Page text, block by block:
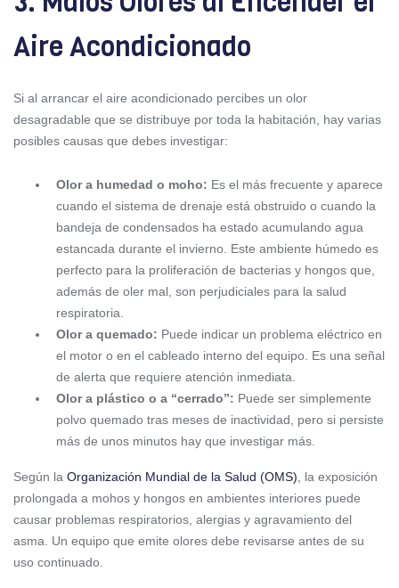
Aire Acondicionado
Si al arrancar el aire acondicionado percibes un olor
desagradable que se distribuye por toda la habitación, hay varias
posibles causas que debes investigar:
Olor a humedad o moho: Es el más frecuente y aparece
cuando el sistema de drenaje está obstruido o cuando la
bandeja de condensados ha estado acumulando agua
estancada durante el invierno. Este ambiente húmedo es
perfecto para la proliferación de bacterias y hongos que,
además de oler mal, son perjudiciales para la salud
respiratoria.
Olor a quemado: Puede indicar un problema eléctrico en
el motor o en el cableado interno del equipo. Es una señal
de alerta que requiere atención inmediata.
Olor a plástico o a “cerrado”: Puede ser simplemente
polvo quemado tras meses de inactividad, pero si persiste
más de unos minutos hay que investigar más.
Según la Organización Mundial de la Salud (OMS) , la exposición
prolongada a mohos y hongos en ambientes interiores puede
causar problemas respiratorios, alergias y agravamiento del
asma. Un equipo que emite olores debe revisarse antes de su
uso continuado.